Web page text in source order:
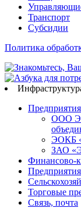
Транспорт
Субсидии
Политика
ООО
ЭОКБ
ЗАО
Финансово-
Торговые
Связь, почта